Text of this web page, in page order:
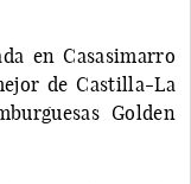
en Casasimarro
de Castilla-La
Golden